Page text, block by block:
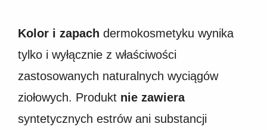
Kolor i zapach dermokosmetyku wynika
tylko i wyłącznie z właściwości
zastosowanych naturalnych wyciągów
ziołowych. Produkt nie zawiera
syntetycznych estrów ani substancji